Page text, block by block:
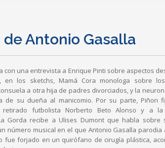
de Antonio Gasalla
con una entrevista a Enrique Pinti sobre aspectos
en los sketchs, Mamá Cora monologa sobre
a otra hija de padres divorciados, y la
de su dueña al manicomio. Por su parte, Piñon
futbolista Norberto Beto Alonso y a la
Gorda recibe a Ulises Dumont que habla sobre
número musical en el que Antonio Gasalla
fue forjado en un quirófano de cirugía plástica,